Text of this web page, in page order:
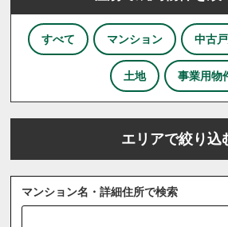
すべて マンション 中古
土地 事業用物
エリアで絞り込
マンション名・詳細住所で検索